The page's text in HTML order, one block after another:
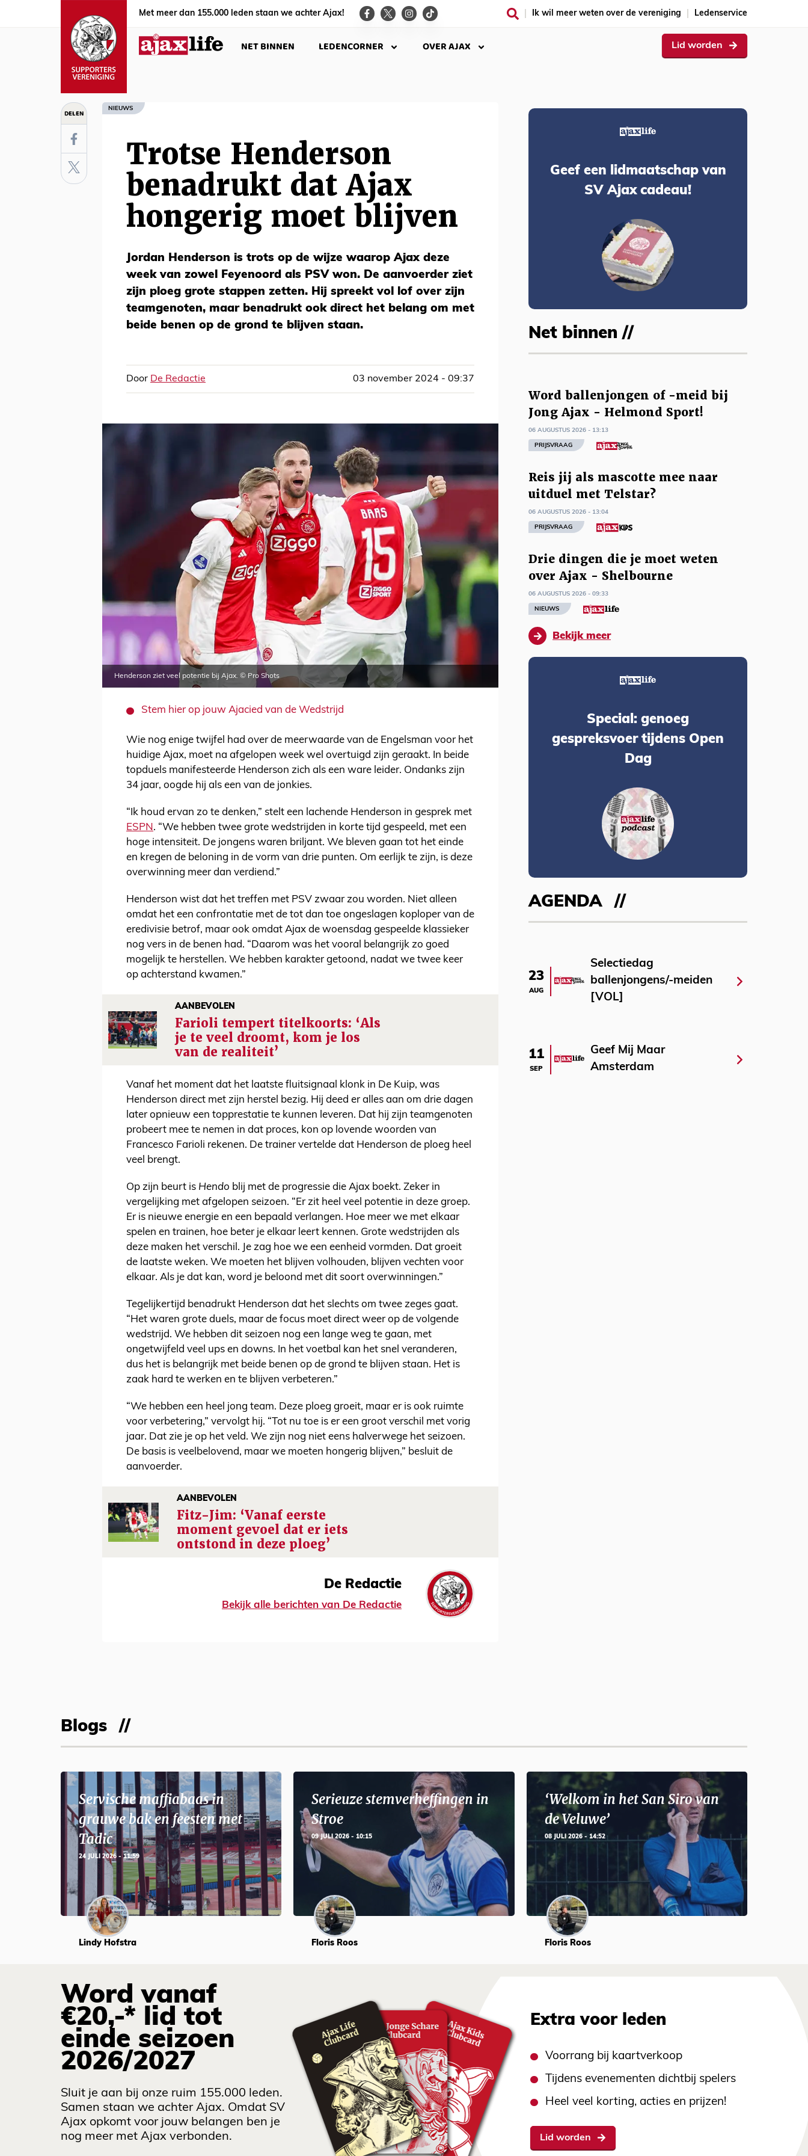
Met meer dan 155.000 leden staan we achter Ajax! Ik wil meer weten over de vereniging Ledenservice
NET BINNEN LEDENCORNER OVER AJAX Lid worden
DELEN NIEUWS
Trotse Henderson
benadrukt dat Ajax
hongerig moet blijven
Jordan Henderson is trots op de wijze waarop Ajax deze
week van zowel Feyenoord als PSV won. De aanvoerder ziet
zijn ploeg grote stappen zetten. Hij spreekt vol lof over zijn
teamgenoten, maar benadrukt ook direct het belang om met
beide benen op de grond te blijven staan.
Door De Redactie 03 november 2024 - 09:37
Henderson ziet veel potentie bij Ajax. © Pro Shots
Stem hier op jouw Ajacied van de Wedstrijd
Wie nog enige twijfel had over de meerwaarde van de Engelsman voor het
huidige Ajax, moet na afgelopen week wel overtuigd zijn geraakt. In beide
topduels manifesteerde Henderson zich als een ware leider. Ondanks zijn
34 jaar, oogde hij als een van de jonkies.
“Ik houd ervan zo te denken,” stelt een lachende Henderson in gesprek met
ESPN. “We hebben twee grote wedstrijden in korte tijd gespeeld, met een
hoge intensiteit. De jongens waren briljant. We bleven gaan tot het einde
en kregen de beloning in de vorm van drie punten. Om eerlijk te zijn, is deze
overwinning meer dan verdiend.”
Henderson wist dat het treffen met PSV zwaar zou worden. Niet alleen
omdat het een confrontatie met de tot dan toe ongeslagen koploper van de
eredivisie betrof, maar ook omdat Ajax de woensdag gespeelde klassieker
nog vers in de benen had. “Daarom was het vooral belangrijk zo goed
mogelijk te herstellen. We hebben karakter getoond, nadat we twee keer
op achterstand kwamen.”
AANBEVOLEN
Farioli tempert titelkoorts: ‘Als
je te veel droomt, kom je los
van de realiteit’
Vanaf het moment dat het laatste fluitsignaal klonk in De Kuip, was
Henderson direct met zijn herstel bezig. Hij deed er alles aan om drie dagen
later opnieuw een topprestatie te kunnen leveren. Dat hij zijn teamgenoten
probeert mee te nemen in dat proces, kon op lovende woorden van
Francesco Farioli rekenen. De trainer vertelde dat Henderson de ploeg heel
veel brengt.
Op zijn beurt is Hendo blij met de progressie die Ajax boekt. Zeker in
vergelijking met afgelopen seizoen. “Er zit heel veel potentie in deze groep.
Er is nieuwe energie en een bepaald verlangen. Hoe meer we met elkaar
spelen en trainen, hoe beter je elkaar leert kennen. Grote wedstrijden als
deze maken het verschil. Je zag hoe we een eenheid vormden. Dat groeit
de laatste weken. We moeten het blijven volhouden, blijven vechten voor
elkaar. Als je dat kan, word je beloond met dit soort overwinningen.”
Tegelijkertijd benadrukt Henderson dat het slechts om twee zeges gaat.
“Het waren grote duels, maar de focus moet direct weer op de volgende
wedstrijd. We hebben dit seizoen nog een lange weg te gaan, met
ongetwijfeld veel ups en downs. In het voetbal kan het snel veranderen,
dus het is belangrijk met beide benen op de grond te blijven staan. Het is
zaak hard te werken en te blijven verbeteren.”
“We hebben een heel jong team. Deze ploeg groeit, maar er is ook ruimte
voor verbetering,” vervolgt hij. “Tot nu toe is er een groot verschil met vorig
jaar. Dat zie je op het veld. We zijn nog niet eens halverwege het seizoen.
De basis is veelbelovend, maar we moeten hongerig blijven,” besluit de
aanvoerder.
AANBEVOLEN
Fitz-Jim: ‘Vanaf eerste
moment gevoel dat er iets
ontstond in deze ploeg’
De Redactie
Bekijk alle berichten van De Redactie
Geef een lidmaatschap van
SV Ajax cadeau!
Net binnen //
Word ballenjongen of -meid bij
Jong Ajax - Helmond Sport!
06 AUGUSTUS 2026 - 13:13
PRIJSVRAAG
Reis jij als mascotte mee naar
uitduel met Telstar?
06 AUGUSTUS 2026 - 13:04
PRIJSVRAAG
Drie dingen die je moet weten
over Ajax - Shelbourne
06 AUGUSTUS 2026 - 09:33
NIEUWS
Bekijk meer
Special: genoeg
gespreksvoer tijdens Open
Dag
AGENDA
23
AUG
Selectiedag
ballenjongens/-meiden
[VOL]
11
SEP
Geef Mij Maar
Amsterdam
Blogs
Servische maffiabaas in
grauwe bak en feesten met
Tadic
24 JULI 2026 - 11:59
Lindy Hofstra
Serieuze stemverheffingen in
Stroe
09 JULI 2026 - 10:15
Floris Roos
‘Welkom in het San Siro van
de Veluwe’
08 JULI 2026 - 14:52
Floris Roos
Word vanaf
€20,-* lid tot
einde seizoen
2026/2027
Sluit je aan bij onze ruim 155.000 leden.
Samen staan we achter Ajax. Omdat SV
Ajax opkomt voor jouw belangen ben je
nog meer met Ajax verbonden.
Extra voor leden
Voorrang bij kaartverkoop
Tijdens evenementen dichtbij spelers
Heel veel korting, acties en prijzen!
Lid worden